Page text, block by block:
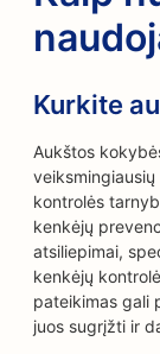
Kurkite
Aukštos
kontrolės
kenkėjų
atsiliepimai,
kenkėjų
pateikimas gali
juos sugrįžti ir